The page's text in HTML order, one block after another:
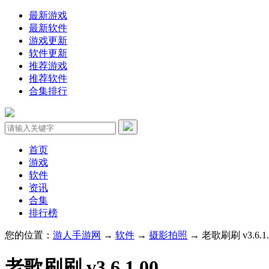
最新游戏
最新软件
游戏更新
软件更新
推荐游戏
推荐软件
合集排行
首页
游戏
软件
资讯
合集
排行榜
您的位置： 游人手游网 → 软件 → 摄影拍照 → 老歌刷刷